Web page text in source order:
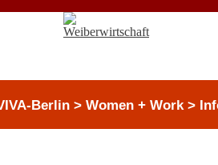
Berlin > Women + Work >